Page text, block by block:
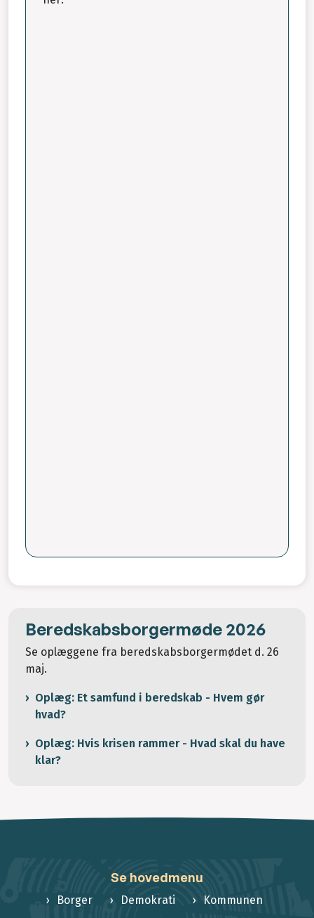
Beredskabsborgermøde 2026
Se oplæggene fra beredskabsborgermødet d. 26
maj.
Oplæg: Et samfund i beredskab - Hvem gør
hvad?
Oplæg: Hvis krisen rammer - Hvad skal du have
klar?
Se hovedmenu
Borger Demokrati Kommunen